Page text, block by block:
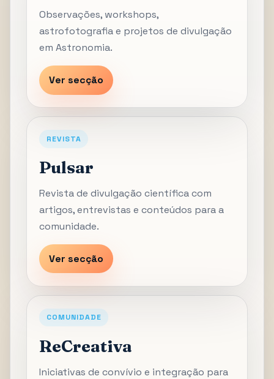
Observações, workshops,
astrofotografia e projetos de divulgação
em Astronomia.
Ver secção
REVISTA
Pulsar
Revista de divulgação científica com
artigos, entrevistas e conteúdos para a
comunidade.
Ver secção
COMUNIDADE
ReCreativa
Iniciativas de convívio e integração para